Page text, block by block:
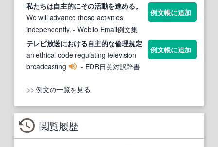
私たちは自主的にその活動を進める。
We will advance those activities
independently. - Weblio Email例文集
例文帳に追加
テレビ放送における自主的な倫理規定
an ethical code regulating television
broadcasting
- EDR日英対訳辞書
例文帳に追加
>> 例文の一覧を見る
閲覧履歴